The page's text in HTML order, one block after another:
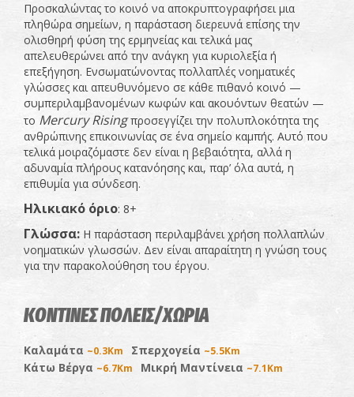
Προσκαλώντας το κοινό να αποκρυπτογραφήσει μια
πληθώρα σημείων, η παράσταση διερευνά επίσης την
ολισθηρή φύση της ερμηνείας και τελικά μας
απελευθερώνει από την ανάγκη για κυριολεξία ή
επεξήγηση. Ενσωματώνοντας πολλαπλές νοηματικές
γλώσσες και απευθυνόμενο σε κάθε πιθανό κοινό —
συμπεριλαμβανομένων κωφών και ακουόντων θεατών —
το Mercury Risingπροσεγγίζει την πολυπλοκότητα της
ανθρώπινης επικοινωνίας σε ένα σημείο καμπής. Αυτό που
τελικά μοιραζόμαστε δεν είναι η βεβαιότητα, αλλά η
αδυναμία πλήρους κατανόησης και, παρ’ όλα αυτά, η
επιθυμία για σύνδεση.
Ηλικιακό όριο: 8+
Γλώσσα: Η παράσταση περιλαμβάνει χρήση πολλαπλών
νοηματικών γλωσσών. Δεν είναι απαραίτητη η γνώση τους
για την παρακολούθηση του έργου.
ΚΟΝΤΙΝΕΣ ΠΟΛΕΙΣ/ΧΩΡΙΑ
Καλαμάτα ~0.3Km Σπερχογεία ~5.5Km
Κάτω Βέργα ~6.7Km Μικρή Μαντίνεια ~7.1Km